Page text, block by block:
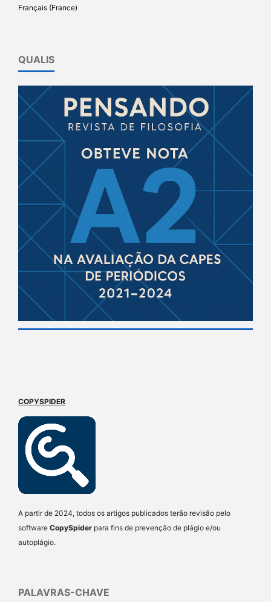
Français (France)
QUALIS
COPYSPIDER
A partir de 2024, todos os artigos publicados terão revisão pelo
software CopySpider para fins de prevenção de plágio e/ou
autoplágio.
PALAVRAS-CHAVE